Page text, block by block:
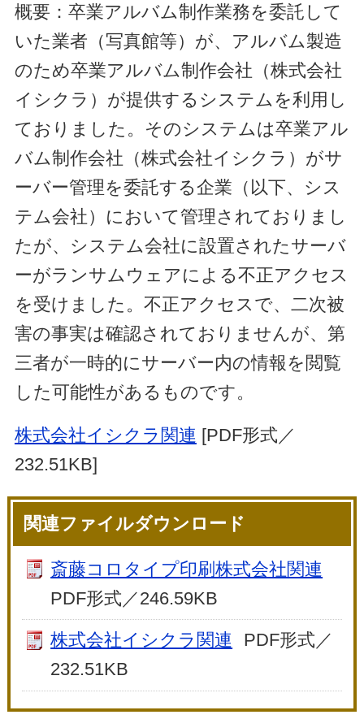
概要：卒業アルバム制作業務を委託して
いた業者（写真館等）が、アルバム製造
のため卒業アルバム制作会社（株式会社
イシクラ）が提供するシステムを利用し
ておりました。そのシステムは卒業アル
バム制作会社（株式会社イシクラ）がサ
ーバー管理を委託する企業（以下、シス
テム会社）において管理されておりまし
たが、システム会社に設置されたサーバ
ーがランサムウェアによる不正アクセス
を受けました。不正アクセスで、二次被
害の事実は確認されておりませんが、第
三者が一時的にサーバー内の情報を閲覧
した可能性があるものです。
株式会社イシクラ関連 [PDF形式／
232.51KB]
関連ファイルダウンロード
斎藤コロタイプ印刷株式会社関連
PDF形式／246.59KB
株式会社イシクラ関連
PDF形式／
232.51KB